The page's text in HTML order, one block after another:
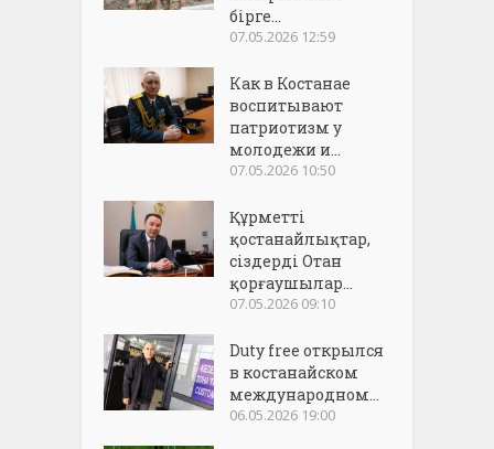
бірге...
07.05.2026 12:59
Как в Костанае
воспитывают
патриотизм у
молодежи и...
07.05.2026 10:50
Құрметті
қостанайлықтар,
сіздерді Отан
қорғаушылар...
07.05.2026 09:10
Duty free открылся
в костанайском
международном...
06.05.2026 19:00